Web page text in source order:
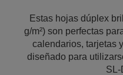
Estas hojas dúplex
g/m²) son perfectas
calendarios, tarjetas
diseñado para
SL-